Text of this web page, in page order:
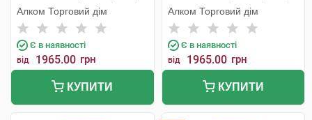
чорний 1 пара
Алком Торговий дім
Є в наявності
від 1965.00 грн
КУПИТИ
1 шт
Алком Торговий дім
Є в наявності
від 1965.00 грн
КУПИТИ